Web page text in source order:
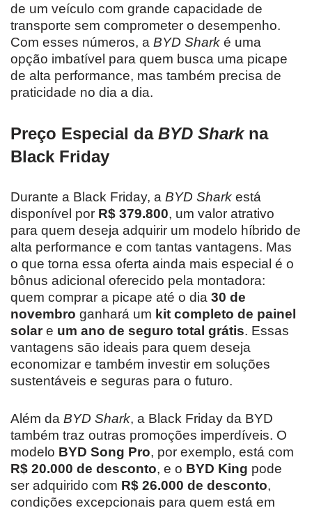
de um veículo com grande capacidade de
transporte sem comprometer o desempenho.
Com esses números, a BYD Shark é uma
opção imbatível para quem busca uma picape
de alta performance, mas também precisa de
praticidade no dia a dia.
Preço Especial da BYD Sharkna
Black Friday
Durante a Black Friday, a BYD Shark está
disponível por R$ 379.800, um valor atrativo
para quem deseja adquirir um modelo híbrido de
alta performance e com tantas vantagens. Mas
o que torna essa oferta ainda mais especial é o
bônus adicional oferecido pela montadora:
quem comprar a picape até o dia 30 de
novembro ganhará um kit completo de painel
solare um ano de seguro total grátis. Essas
vantagens são ideais para quem deseja
economizar e também investir em soluções
sustentáveis e seguras para o futuro.
Além da BYD Shark, a Black Friday da BYD
também traz outras promoções imperdíveis. O
modelo BYD Song Pro, por exemplo, está com
R$ 20.000 de desconto, e o BYD King pode
ser adquirido com R$ 26.000 de desconto,
condições excepcionais para quem está em